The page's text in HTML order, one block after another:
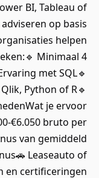
BI, Tableau of
op basis
helpen
Minimaal 4
met SQL🔹
Python of R🔹
je ervoor
€6.050 bruto per
van gemiddeld
Leaseauto of
en certificeringen